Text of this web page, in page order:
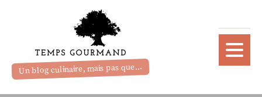
Un blog culinaire, mais pas que...